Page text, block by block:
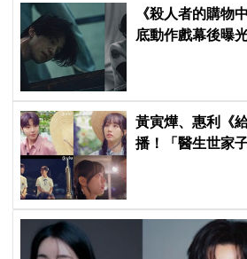
《殺人者的購物
底動作戲幕後曝
黃寅燁、惠利《
播！「醫生世家